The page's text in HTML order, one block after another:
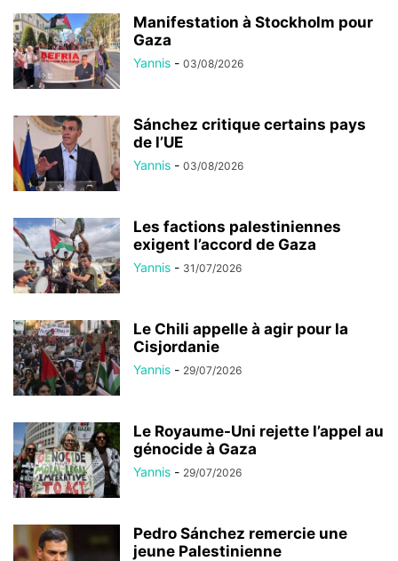
Manifestation à Stockholm pour
Gaza
Yannis - 03/08/2026
Sánchez critique certains pays
de l’UE
Yannis - 03/08/2026
Les factions palestiniennes
exigent l’accord de Gaza
Yannis - 31/07/2026
Le Chili appelle à agir pour la
Cisjordanie
Yannis - 29/07/2026
Le Royaume-Uni rejette l’appel au
génocide à Gaza
Yannis - 29/07/2026
Pedro Sánchez remercie une
jeune Palestinienne